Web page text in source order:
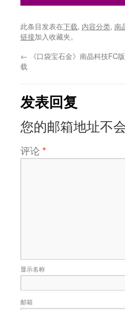
此条目发表在下载, 内容分类, 南
链接加入收藏夹。
← 《口袋宝石金》南晶科技FC
载
发表回复
您的邮箱地址不会
评论 *
显示名称
邮箱